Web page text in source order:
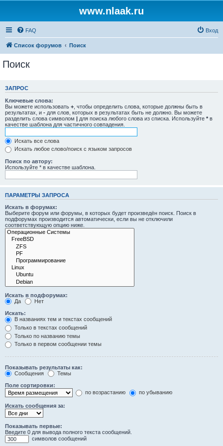
www.nlaak.ru
FAQ Вход
Список форумов Поиск
Поиск
ЗАПРОС
Ключевые слова:
Вы можете использовать + , чтобы определить слова, которые должны быть в
результатах, и - для слов, которых в результатах быть не должно. Вы можете
разделить слова символом | для поиска любого слова из списка. Используйте * в
качестве шаблона для частичного совпадения.
Искать все слова
Искать любое слово/поиск с языком запросов
Поиск по автору:
Используйте * в качестве шаблона.
ПАРАМЕТРЫ ЗАПРОСА
Искать в форумах:
Выберите форум или форумы, в которых будет произведён поиск. Поиск в
подфорумах производится автоматически, если вы не отключили
соответствующую опцию ниже.
Искать в подфорумах:
Да
Нет
Искать:
В названиях тем и текстах сообщений
Только в текстах сообщений
Только по названию темы
Только в первом сообщении темы
Показывать результаты как:
Сообщения
Темы
Поле сортировки:
по возрастанию
по убыванию
Искать сообщения за:
Показывать первые:
Введите 0 для вывода полного текста сообщений.
символов сообщений